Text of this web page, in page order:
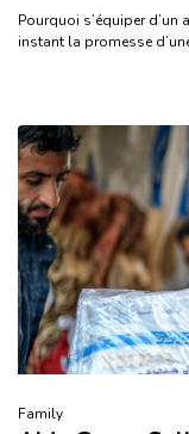
Pourquoi s’équiper d’un
instant la promesse
Family